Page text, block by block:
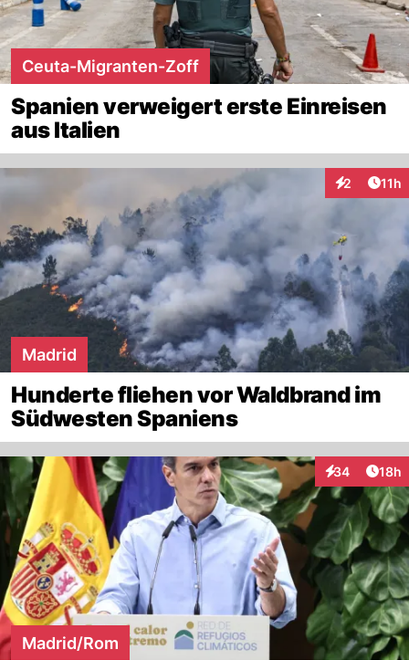
Ceuta-Migranten-Zoff
Spanien verweigert erste Einreisen
aus Italien
2 11h
Madrid
Hunderte fliehen vor Waldbrand im
Südwesten Spaniens
34
Interaktionen
18h
Madrid/Rom